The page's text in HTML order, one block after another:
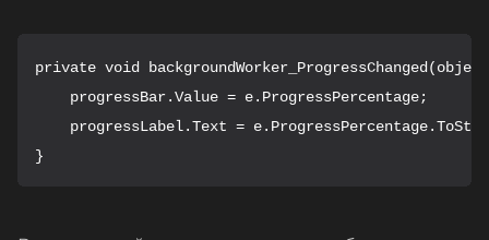
private void
    progressBar.Value = e.ProgressPercentage;
progressLabel.Text =
}